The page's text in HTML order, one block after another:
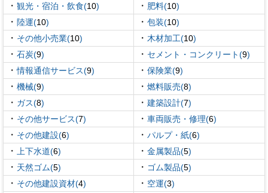
・ 観光・宿泊・飲食(10) ・ 肥料(10)
・ 陸運(10) ・ 包装(10)
・ その他小売業(10) ・ 木材加工(10)
・ 石炭(9) ・ セメント・コンクリート(9)
・情報通信サービス(9) ・ 保険業(9)
・ 機械(9) ・ 燃料販売(8)
・ ガス(8) ・ 建築設計(7)
・ その他サービス(7) ・ 車両販売・修理(6)
・ その他建設(6) ・ パルプ・紙(6)
・ 上下水道(6) ・ 金属製品(5)
・ 天然ゴム(5) ・ ゴム製品(5)
・ その他建設資材(4) ・ 空運(3)